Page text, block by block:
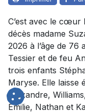
C’est avec le cœur
décès madame
2026 à l’âge de 76
Tessier et de feu
trois enfants
Maryse. Elle laisse
Alexandre,
Émilie, Nathan et